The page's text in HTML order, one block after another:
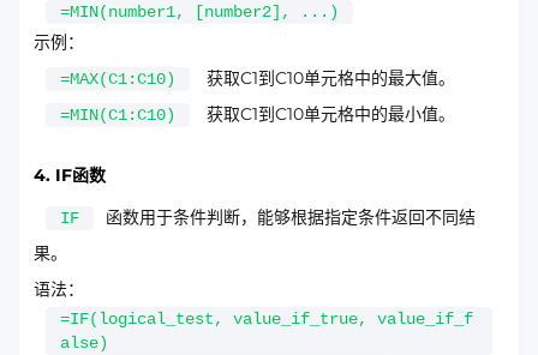
=MIN(number1, [number2], ...)
示例：
=MAX(C1:C10) 获取C1到C10单元格中的最大值。
=MIN(C1:C10) 获取C1到C10单元格中的最小值。
4. IF函数
IF
函数用于条件判断，能够根据指定条件返回不同结
果。
语法：
=IF(logical_test, value_if_true, value_if_f
alse)